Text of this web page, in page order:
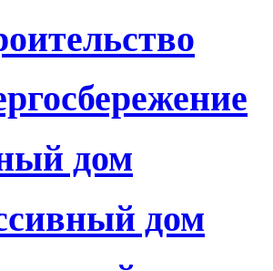
дом
дом